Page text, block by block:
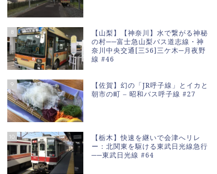
8
【山梨】【神奈川】水で繋がる神秘
の村──富士急山梨バス道志線・神
奈川中央交通[三56]三ケ木─月夜野
線 #46
9
【佐賀】幻の「JR呼子線」とイカと
朝市の町 – 昭和バス呼子線 #27
10
【栃木】快速を継いで会津へリレ
ー：北関東を駆ける東武日光線急行
──東武日光線 #64